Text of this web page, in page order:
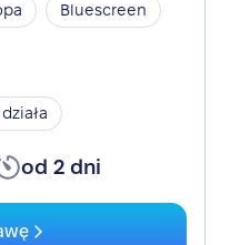
Bluescreen
od 2 dni